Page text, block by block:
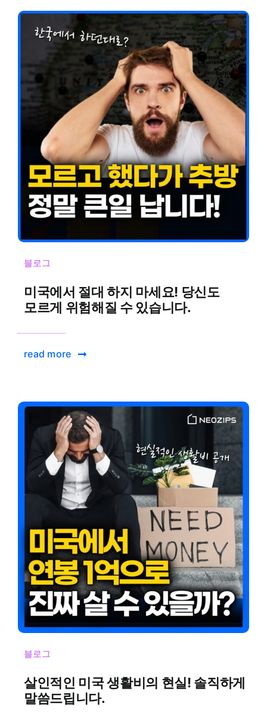
블로그
미국에서 절대 하지 마세요! 당신도
모르게 위험해질 수 있습니다.
read more
블로그
살인적인 미국 생활비의 현실! 솔직하게
말씀드립니다.